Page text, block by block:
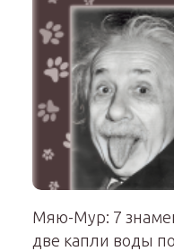
Мяю-Мур: 7
две капли воды